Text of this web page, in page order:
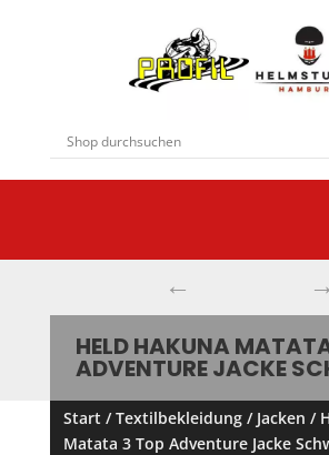
← →
HELD HAKUNA
ADVENTURE JACKE
Start /Textilbekleidung/ Jacken /
Matata 3 Top Adventure Jacke